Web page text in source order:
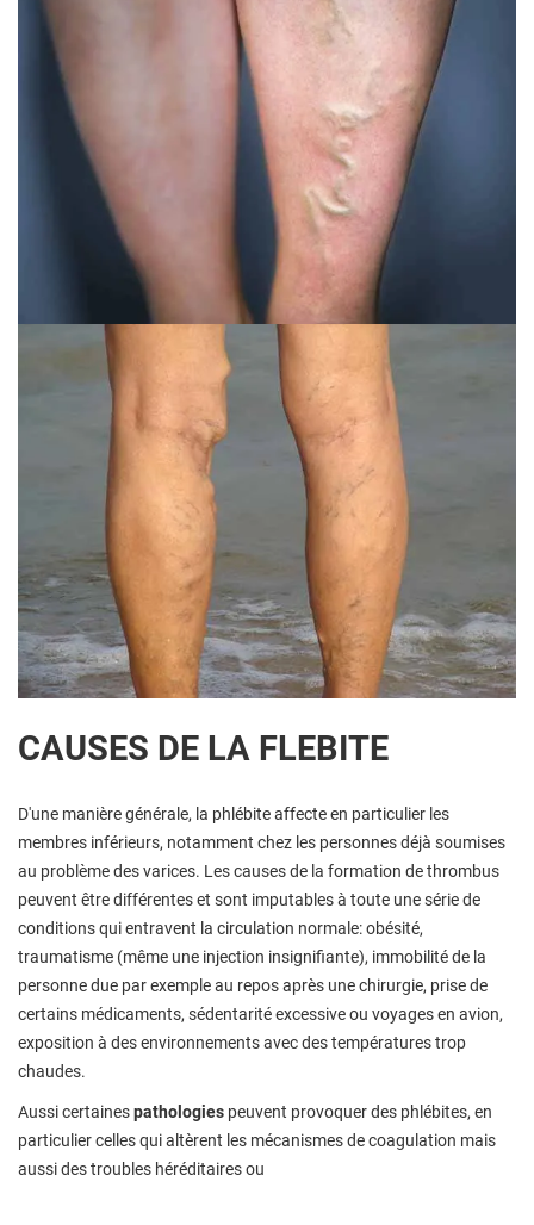
CAUSES DE LA FLEBITE
D'une manière générale, la phlébite affecte en particulier les
membres inférieurs, notamment chez les personnes déjà soumises
au problème des varices. Les causes de la formation de thrombus
peuvent être différentes et sont imputables à toute une série de
conditions qui entravent la circulation normale: obésité,
traumatisme (même une injection insignifiante), immobilité de la
personne due par exemple au repos après une chirurgie, prise de
certains médicaments, sédentarité excessive ou voyages en avion,
exposition à des environnements avec des températures trop
chaudes.
Aussi certainespathologies peuvent provoquer des phlébites, en
particulier celles qui altèrent les mécanismes de coagulation mais
aussi des troubles héréditaires ou